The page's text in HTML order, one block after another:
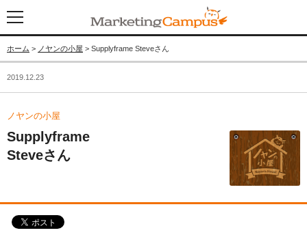
ホーム > ノヤンの小屋 > Supplyframe Steveさん
2019.12.23
ノヤンの小屋
Supplyframe
Steveさん